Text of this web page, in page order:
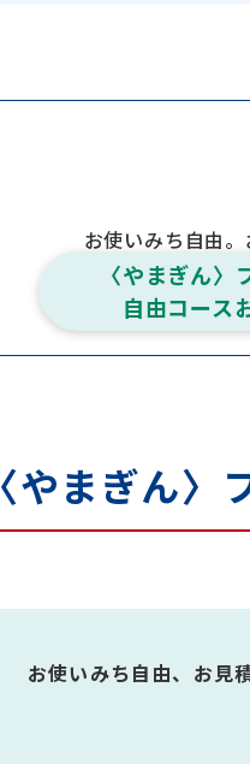
お使いみち自由。
〈やまぎん〉
自由コース
〈やまぎん〉
お使いみち自由、お見